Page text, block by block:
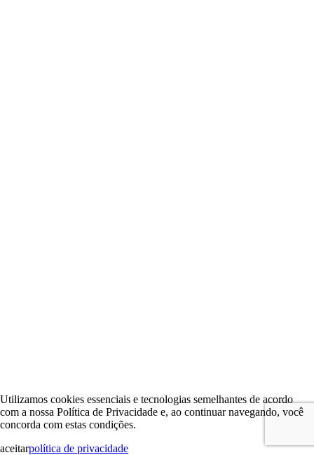
Utilizamos cookies essenciais e tecnologias semelhantes de acordo
com a nossa Política de Privacidade e, ao continuar navegando, você
concorda com estas condições.
aceitarpolítica de privacidade